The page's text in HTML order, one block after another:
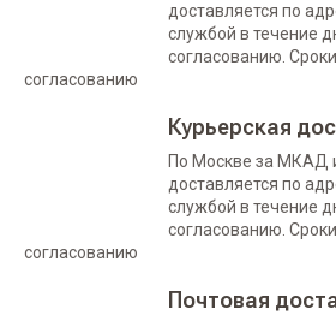
доставляется по
службой в течение
согласованию.
согласованию
Курьерская
По Москве за МКАД
доставляется по
службой в течение
согласованию.
согласованию
Почтовая